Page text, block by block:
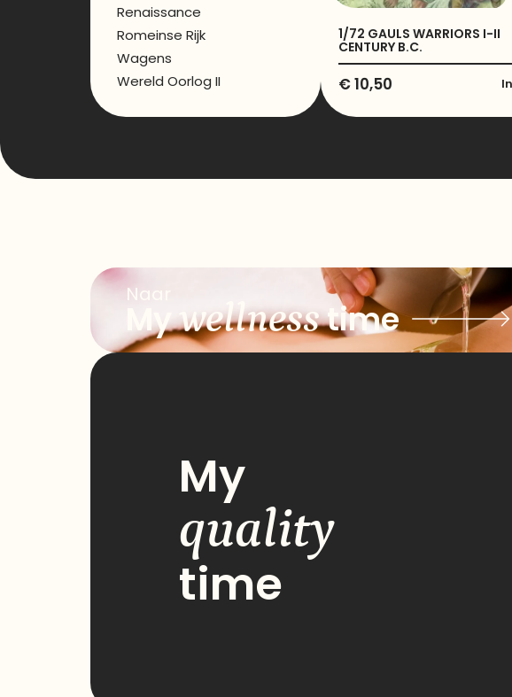
Renaissance
Romeinse Rijk
Wagens
Wereld Oorlog II
1/72 GAULS WARRIORS I-II
CENTURY B.C.
€10,50
Naar
Mywellnesstime
My
quality
time